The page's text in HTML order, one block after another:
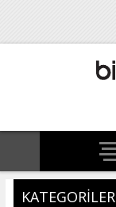
KATEGORILER